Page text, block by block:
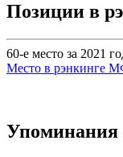
Позиции в
60-е место за 2021
Место в рэнкинге
Упоминания